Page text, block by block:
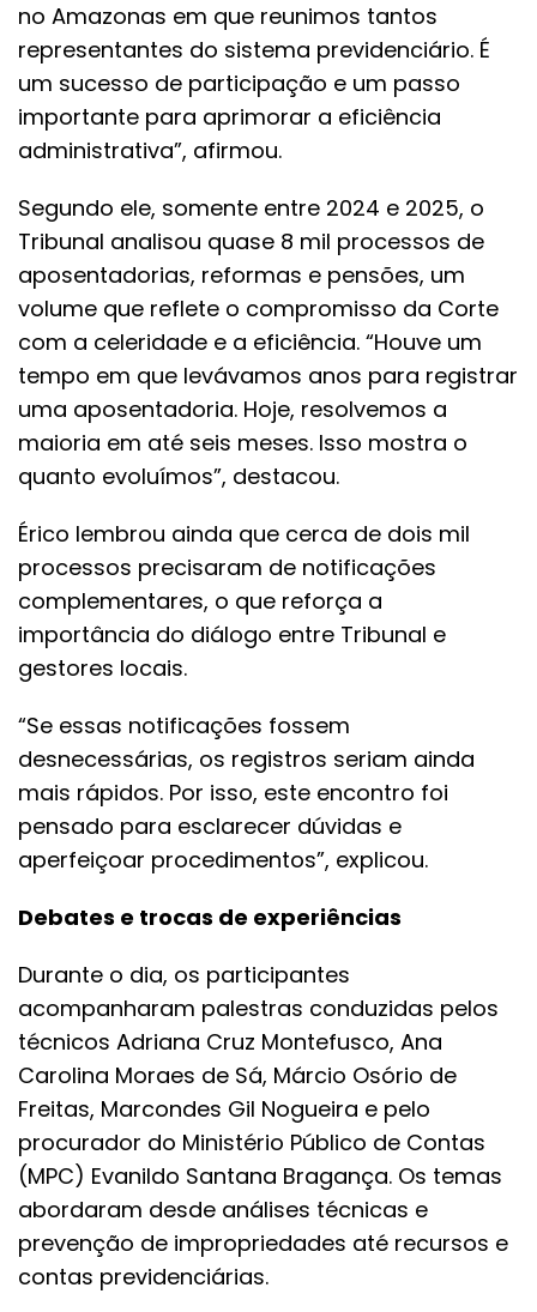
no Amazonas em que reunimos tantos
representantes do sistema previdenciário. É
um sucesso de participação e um passo
importante para aprimorar a eficiência
administrativa”, afirmou.
Segundo ele, somente entre 2024 e 2025, o
Tribunal analisou quase 8 mil processos de
aposentadorias, reformas e pensões, um
volume que reflete o compromisso da Corte
com a celeridade e a eficiência. “Houve um
tempo em que levávamos anos para registrar
uma aposentadoria. Hoje, resolvemos a
maioria em até seis meses. Isso mostra o
quanto evoluímos”, destacou.
Érico lembrou ainda que cerca de dois mil
processos precisaram de notificações
complementares, o que reforça a
importância do diálogo entre Tribunal e
gestores locais.
“Se essas notificações fossem
desnecessárias, os registros seriam ainda
mais rápidos. Por isso, este encontro foi
pensado para esclarecer dúvidas e
aperfeiçoar procedimentos”, explicou.
Debates e trocas de experiências
Durante o dia, os participantes
acompanharam palestras conduzidas pelos
técnicos Adriana Cruz Montefusco, Ana
Carolina Moraes de Sá, Márcio Osório de
Freitas, Marcondes Gil Nogueira e pelo
procurador do Ministério Público de Contas
(MPC) Evanildo Santana Bragança. Os temas
abordaram desde análises técnicas e
prevenção de impropriedades até recursos e
contas previdenciárias.